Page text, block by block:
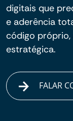
digitais que
e aderência
código próprio,
estratégica.
FALAR